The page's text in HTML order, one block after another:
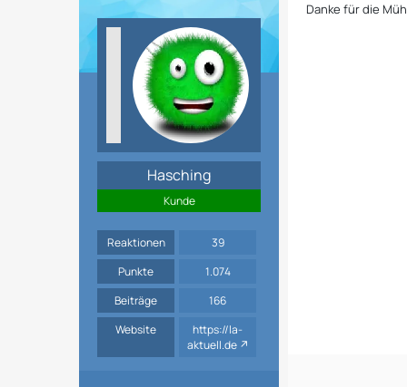
Hasching
Kunde
Reaktionen
39
Punkte
1.074
Beiträge
166
Website
https://la-
aktuell.de
Danke für die